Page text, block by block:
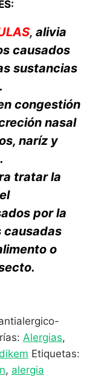
, alivia
causados
sustancias
congestión
nasal
naríz y
tratar la
por la
causadas
o
Alergias,
Etiquetas:
, alergia